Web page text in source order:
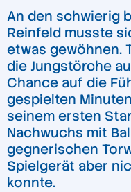
An den schwierig
Reinfeld musste
etwas gewöhnen.
die Jungstörche
Chance auf die
gespielten
seinem ersten
Nachwuchs mit
gegnerischen
Spielgerät aber
konnte.